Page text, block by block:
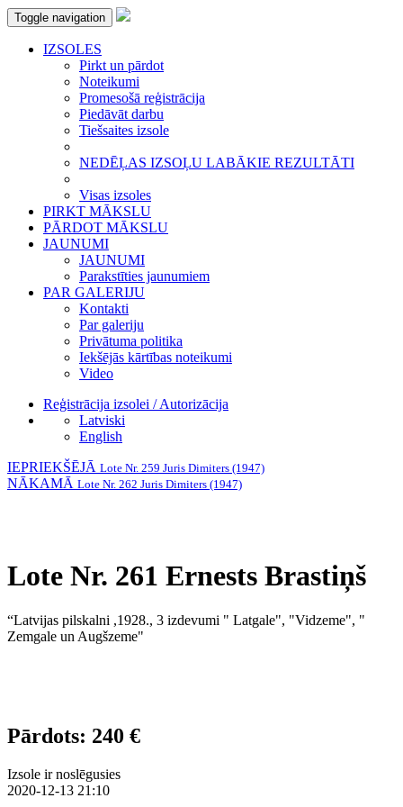
Toggle navigation
IZSOLES
Pirkt un pārdot
Noteikumi
Promesošā reģistrācija
Piedāvāt darbu
Tiešsaites izsole
NEDĒĻAS IZSOĻU LABĀKIE REZULTĀTI
Visas izsoles
PIRKT MĀKSLU
PĀRDOT MĀKSLU
JAUNUMI
JAUNUMI
Parakstīties jaunumiem
PAR GALERIJU
Kontakti
Par galeriju
Privātuma politika
Iekšējās kārtības noteikumi
Video
Reģistrācija izsolei / Autorizācija
Latviski
English
IEPRIEKŠĒJĀ Lote Nr. 259 Juris Dimiters (1947)
NĀKAMĀ Lote Nr. 262 Juris Dimiters (1947)
Lote Nr. 261 Ernests Brastiņš
“Latvijas pilskalni ,1928., 3 izdevumi " Latgale", "Vidzeme", "
Zemgale un Augšzeme"
Pārdots: 240 €
Izsole ir noslēgusies
2020-12-13 21:10